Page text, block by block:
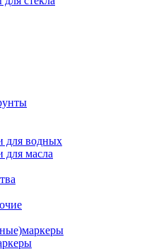
для водных
для масла